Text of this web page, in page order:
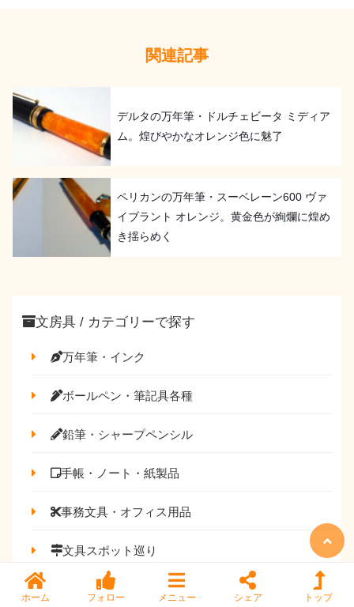
関連記事
デルタの万年筆・ドルチェビータ ミディア
ム。煌びやかなオレンジ色に魅了
ペリカンの万年筆・スーベレーン600 ヴァ
イブラント オレンジ。黄金色が絢爛に煌め
き揺らめく
文房具 / カテゴリーで探す
万年筆・インク
ボールペン・筆記具各種
鉛筆・シャープペンシル
手帳・ノート・紙製品
事務文具・オフィス用品
文具スポット巡り
ホーム フォロー メニュー シェア トップ